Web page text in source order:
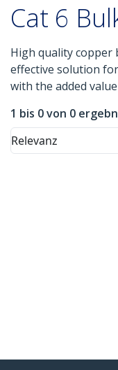
Cat 6
High quality copper
effective solution
with the added
1 bis 0 von 0
Relevanz